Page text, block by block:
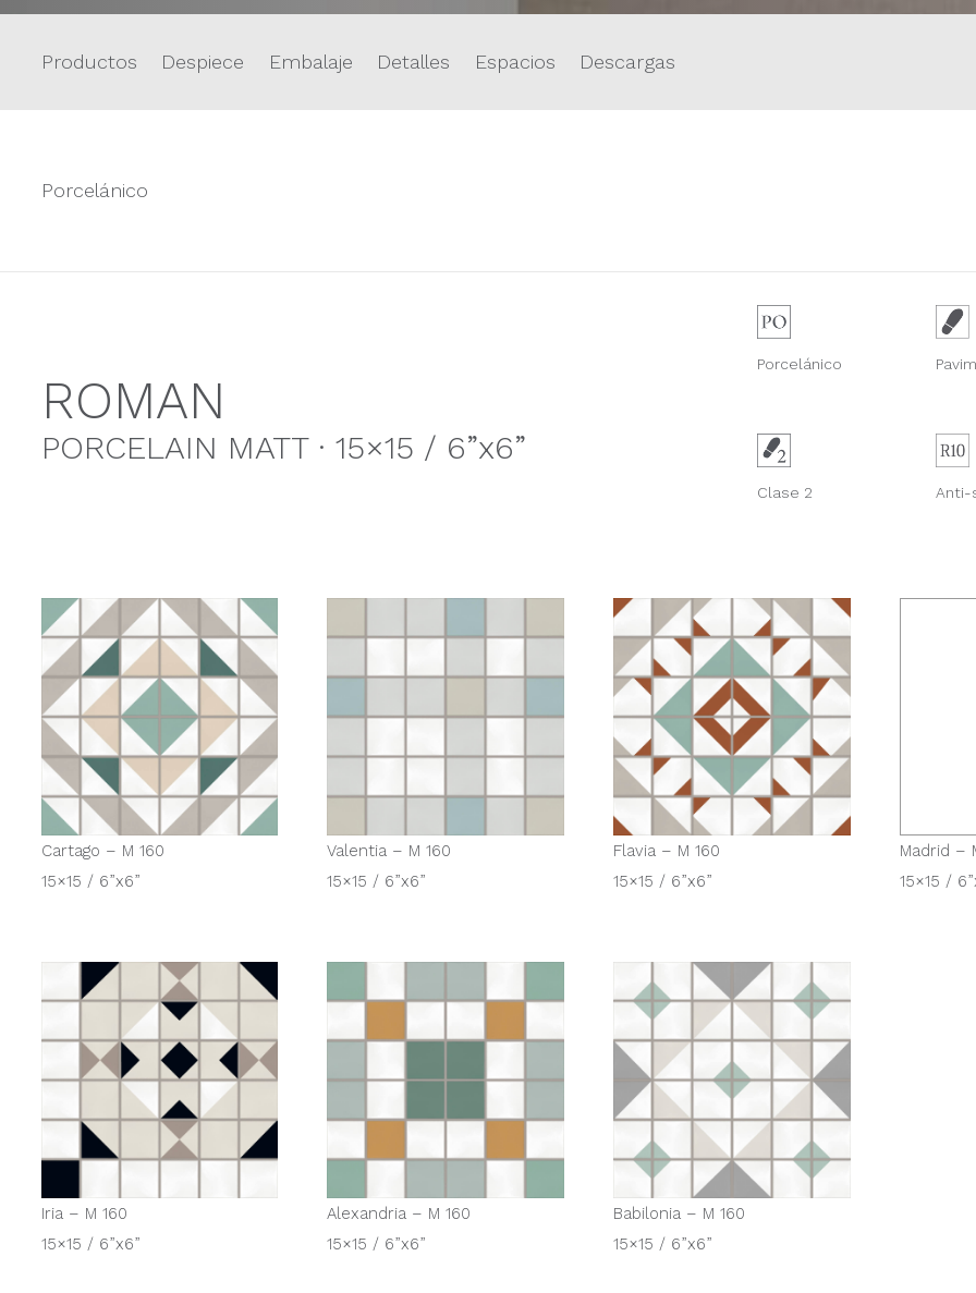
Productos Despiece Embalaje Detalles Espacios Descargas
Porcelánico
ROMAN
PORCELAIN MATT · 15×15 / 6”x6”
Porcelánico
Clase 2 Anti-
Cartago – M 160
15×15 / 6”x6”
Valentia – M 160
15×15 / 6”x6”
Flavia – M 160
15×15 / 6”x6”
Madrid –
15×15 /
Iria – M 160
15×15 / 6”x6”
Alexandria – M 160
15×15 / 6”x6”
Babilonia – M 160
15×15 / 6”x6”